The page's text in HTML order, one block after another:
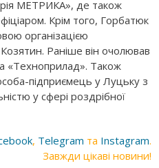
МЕТРИКА», де також
Крім того, Горбатюк
організацією
Раніше він очолював
«Техноприлад». Також
підприємець у Луцьку з
у сфері роздрібної
, Telegram та Instagram.
Завжди цікаві новини!